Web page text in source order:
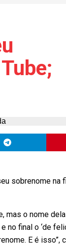
sobrenome na
mas o nome
no final o ‘de
E é isso”,